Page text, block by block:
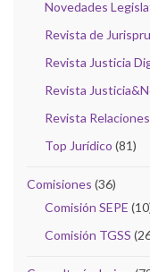
Novedades
Revista de
Revista Justicia
Revista
Revista
Top Jurídico (81)
Comisiones (36)
Comisión SEPE
Comisión TGSS